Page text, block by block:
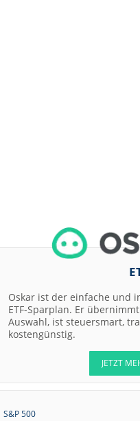
Oskar ist der einfache und
ETF-Sparplan. Er übernimmt
Auswahl, ist steuersmart,
kostengünstig.
JETZT
S&P 500